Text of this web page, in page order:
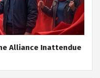
Alliance Inattendue